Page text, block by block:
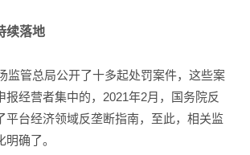
续落地
监管总局公开了十多起处罚案件，这些案
报经营者集中的，2021年2月，国务院反
平台经济领域反垄断指南，至此，相关监
确了。